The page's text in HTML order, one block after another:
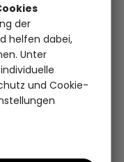
nach:
der
helfen dabei,
Unter
und Cookie-